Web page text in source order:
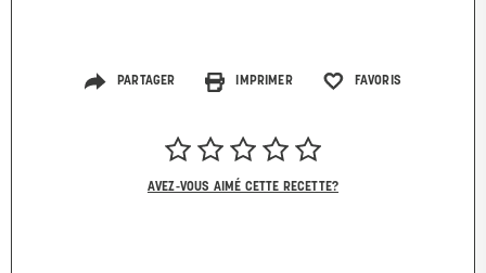
PARTAGER IMPRIMER FAVORIS
AVEZ-VOUS AIMÉ CETTE RECETTE?